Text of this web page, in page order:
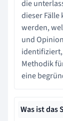
die
dieser Fälle
werden,
und
Methodik
eine
Was ist das